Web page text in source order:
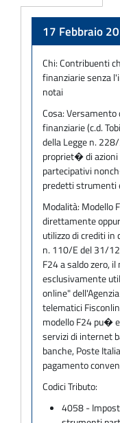
17 Febbraio
Chi:Contribuenti
finanziarie senza
notai
Cosa:Versamento
finanziarie (c.d.
della Legge n.
propriet� di
partecipativi
predetti strumenti
Modalità: Modello
direttamente
utilizzo di crediti in
n. 110/E del 31/
F24 a saldo zero,
esclusivamente
online"
telematici
modello F24 pu�
servizi di internet
banche, Poste
pagamento
Codici Tributo:
4058 -